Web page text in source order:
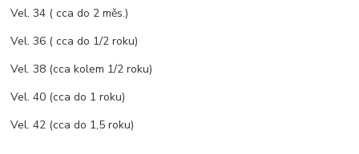
Vel. 34 ( cca do 2 měs.)
Vel. 36 ( cca do 1/2 roku)
Vel. 38 (cca kolem 1/2 roku)
Vel. 40 (cca do 1 roku)
Vel. 42 (cca do 1,5 roku)